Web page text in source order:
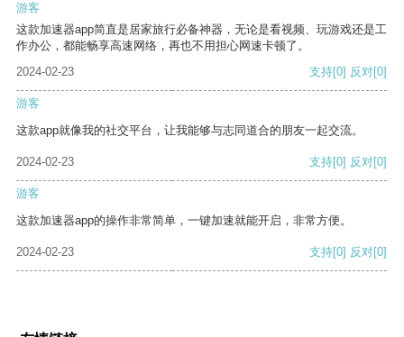
游客
这款加速器app简直是居家旅行必备神器，无论是看视频、玩游戏还是工
作办公，都能畅享高速网络，再也不用担心网速卡顿了。
2024-02-23
支持[0] 反对[0]
游客
这款app就像我的社交平台，让我能够与志同道合的朋友一起交流。
2024-02-23 支持[0] 反对[0]
游客
这款加速器app的操作非常简单，一键加速就能开启，非常方便。
2024-02-23 支持[0] 反对[0]